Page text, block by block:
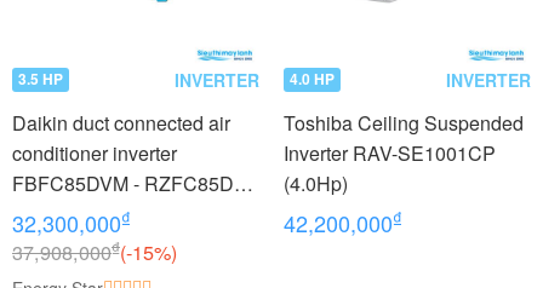
3.5 HP INVERTER
Daikin duct connected air
conditioner inverter
FBFC85DVM - RZFC85DY1
+ BRC2E61 (3.5Hp) - 3
phase
32,300,000₫
37,908,000₫(-15%)
4.0 HP INVERTER
Toshiba Ceiling Suspended
Inverter RAV-SE1001CP
(4.0Hp)
42,200,000₫